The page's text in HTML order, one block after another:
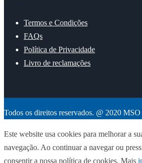
Termos e Condições
FAQs
Política de Privacidade
Livro de reclamações
Todos os direitos reservados. @ 2020 MSO
Este website usa cookies para melhorar a
navegação. Ao continuar a navegar ou
consentir a nossa política de cookies. Mais